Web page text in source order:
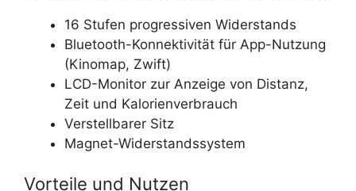
16 Stufen progressiven Widerstands
Bluetooth-Konnektivität für App-Nutzung
(Kinomap, Zwift)
LCD-Monitor zur Anzeige von Distanz,
Zeit und Kalorienverbrauch
Verstellbarer Sitz
Magnet-Widerstandssystem
Vorteile und Nutzen